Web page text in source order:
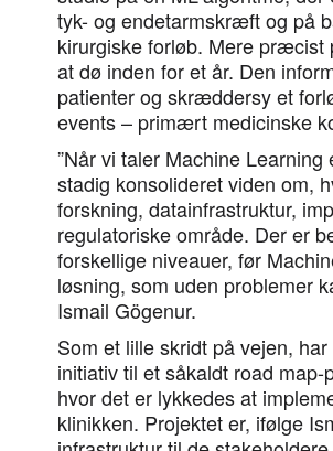
tyk- og endetarmskræft og på
kirurgiske forløb. Mere
at dø inden for et år. Den
patienter og skræddersy et
events – primært medicinske
”Når vi taler Machine
stadig konsolideret viden om,
forskning, datainfrastruktur,
regulatoriske område. Der er
forskellige niveauer, før
løsning, som uden problemer
Ismail Gögenur.
Som et lille skridt på vejen,
initiativ til et såkaldt road
hvor det er lykkedes at
klinikken. Projektet er, ifølge